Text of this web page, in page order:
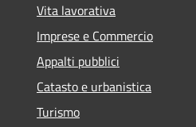
Vita lavorativa
Imprese e Commercio
Appalti pubblici
Catasto e urbanistica
Turismo